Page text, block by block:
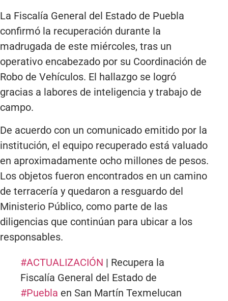
La Fiscalía General del Estado de Puebla
confirmó la recuperación durante la
madrugada de este miércoles, tras un
operativo encabezado por su Coordinación de
Robo de Vehículos. El hallazgo se logró
gracias a labores de inteligencia y trabajo de
campo.
De acuerdo con un comunicado emitido por la
institución, el equipo recuperado está valuado
en aproximadamente ocho millones de pesos.
Los objetos fueron encontrados en un camino
de terracería y quedaron a resguardo del
Ministerio Público, como parte de las
diligencias que continúan para ubicar a los
responsables.
#ACTUALIZACIÓN | Recupera la
Fiscalía General del Estado de
#Puebla en San Martín Texmelucan